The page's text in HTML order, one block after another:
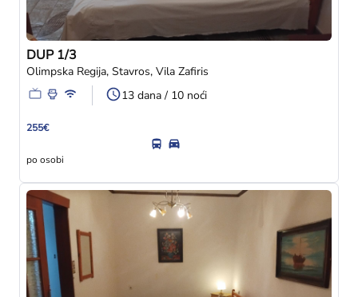
DUP 1/3
Olimpska Regija, Stavros, Vila Zafiris
13 dana / 10 noći
255€
po osobi